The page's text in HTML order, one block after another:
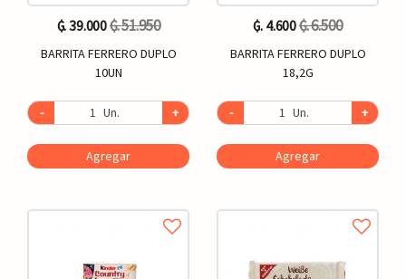
₲. 39.000₲. 51.950
BARRITA FERRERO DUPLO
10UN
- Un. +
Agregar
₲. 4.600₲. 6.500
BARRITA FERRERO DUPLO
18,2G
- Un. +
Agregar